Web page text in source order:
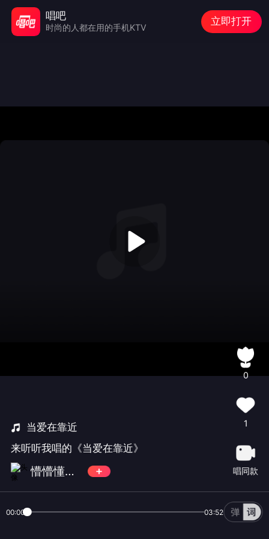
当爱在靠近
来听听我唱的《当爱在靠近》
懵懵懂懂小孩纸709
0
1
唱同款
00:00 03:52
唱吧
时尚的人都在用的手机KTV
立即打开